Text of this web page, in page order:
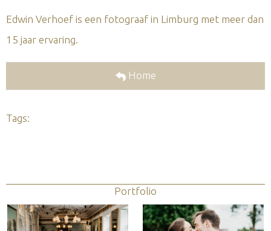
Edwin Verhoef is een fotograaf in Limburg met meer dan
15 jaar ervaring.
Home
Tags:
Portfolio